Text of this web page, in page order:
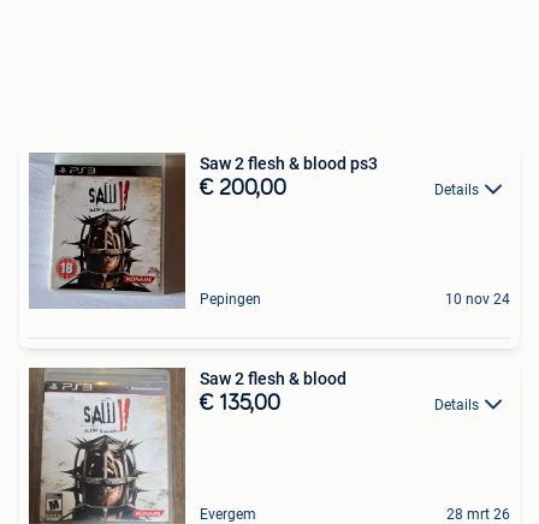
Saw 2 flesh & blood ps3
€ 200,00 Details
Pepingen 10 nov 24
Saw 2 flesh & blood
€ 135,00 Details
Evergem 28 mrt 26